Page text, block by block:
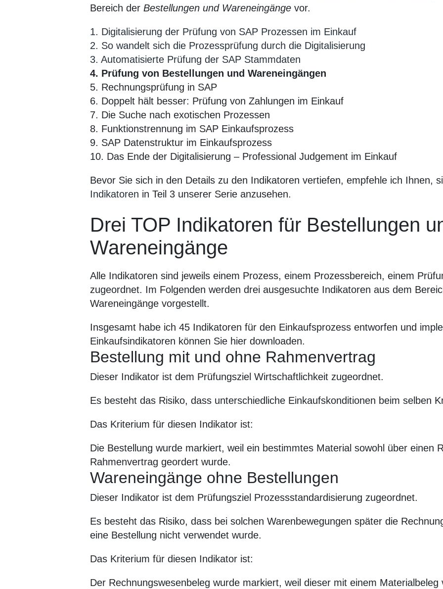
Bereich der Bestellungen und Wareneingänge vor.
1. Digitalisierung der Prüfung von SAP Prozessen im Einkauf
2. So wandelt sich die Prozessprüfung durch die Digitalisierung
3. Automatisierte Prüfung der SAP Stammdaten
4. Prüfung von Bestellungen und Wareneingängen
5. Rechnungsprüfung in SAP
6. Doppelt hält besser: Prüfung von Zahlungen im Einkauf
7. Die Suche nach exotischen Prozessen
8. Funktionstrennung im SAP Einkaufsprozess
9. SAP Datenstruktur im Einkaufsprozess
10. Das Ende der Digitalisierung – Professional Judgement im Einkauf
Bevor Sie sich in den Details zu den Indikatoren vertiefen, empfehle ich Ihnen,
Indikatoren in Teil 3 unserer Serie anzusehen.
Drei TOP Indikatoren für Bestellungen
Wareneingänge
Alle Indikatoren sind jeweils einem Prozess, einem Prozessbereich, einem
zugeordnet. Im Folgenden werden drei ausgesuchte Indikatoren aus dem
Wareneingänge vorgestellt.
Insgesamt habe ich 45 Indikatoren für den Einkaufsprozess entworfen und
Einkaufsindikatoren können Sie hier downloaden.
Bestellung mit und ohne Rahmenvertrag
Dieser Indikator ist dem Prüfungsziel Wirtschaftlichkeit zugeordnet.
Es besteht das Risiko, dass unterschiedliche Einkaufskonditionen beim selben
Das Kriterium für diesen Indikator ist:
Die Bestellung wurde markiert, weil ein bestimmtes Material sowohl über einen
Rahmenvertrag geordert wurde.
Wareneingänge ohne Bestellungen
Dieser Indikator ist dem Prüfungsziel Prozessstandardisierung zugeordnet.
Es besteht das Risiko, dass bei solchen Warenbewegungen später die
eine Bestellung nicht verwendet wurde.
Das Kriterium für diesen Indikator ist:
Der Rechnungswesenbeleg wurde markiert, weil dieser mit einem